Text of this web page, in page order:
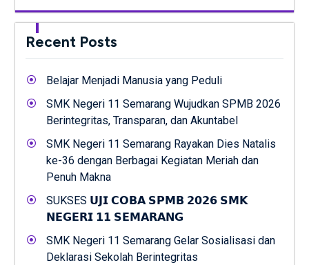
Recent Posts
Belajar Menjadi Manusia yang Peduli
SMK Negeri 11 Semarang Wujudkan SPMB 2026
Berintegritas, Transparan, dan Akuntabel
SMK Negeri 11 Semarang Rayakan Dies Natalis
ke-36 dengan Berbagai Kegiatan Meriah dan
Penuh Makna
SUKSES 𝗨𝗝𝗜 𝗖𝗢𝗕𝗔 𝗦𝗣𝗠𝗕 𝟮𝟬𝟮𝟲 𝗦𝗠𝗞
𝗡𝗘𝗚𝗘𝗥𝗜 𝟭𝟭 𝗦𝗘𝗠𝗔𝗥𝗔𝗡𝗚
SMK Negeri 11 Semarang Gelar Sosialisasi dan
Deklarasi Sekolah Berintegritas